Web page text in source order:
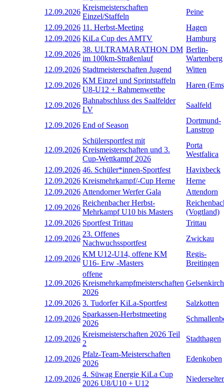
12.09.2026
Kreismeisterschaften
Einzel/Staffeln
Peine
12.09.2026 11. Herbst-Meeting
Hagen
12.09.2026 KiLa Cup des AMTV
Hamburg
12.09.2026
38. ULTRAMARATHON DM
im 100km-Straßenlauf
Berlin-
Wartenberg
12.09.2026 Stadtmeisterschaften Jugend
Witten
12.09.2026
KM Einzel und Sprintstaffeln
U8-U12 + Rahmenwettbe
Haren
12.09.2026
Bahnabschluss des Saalfelder
LV
Saalfeld
12.09.2026 End of Season
Dortmund-
Lanstrop
12.09.2026
Schülersportfest mit
Kreismeisterschaften und 3.
Cup-Wettkampf 2026
Porta
Westfalica
12.09.2026 46. Schüler*innen-Sportfest
Havixbeck
12.09.2026 Kreismehrkampf/-Cup Herne
Herne
12.09.2026 Attendorner Werfer Gala
Attendorn
12.09.2026
Reichenbacher Herbst-
Mehrkampf U10 bis Masters
(Vogtland)
12.09.2026 Sportfest Trittau
Trittau
12.09.2026
23. Offenes
Nachwuchssportfest
Zwickau
12.09.2026
KM U12-U14, offene KM
U16- Erw -Masters
Regis-
Breitingen
12.09.2026
offene
Kreismehrkampfmeisterschaften
2026
12.09.2026 3. Tudorfer KiLa-Sportfest
Salzkotten
12.09.2026
Sparkassen-Herbstmeeting
2026
12.09.2026
Kreismeisterschaften 2026 Teil
2
Stadthagen
12.09.2026
Pfalz-Team-Meisterschaften
2026
Edenkoben
12.09.2026
4. Süwag Energie KiLa Cup
2026 U8/U10 + U12